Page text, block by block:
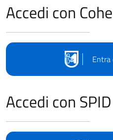
Accedi con
Entra
Accedi con SPID